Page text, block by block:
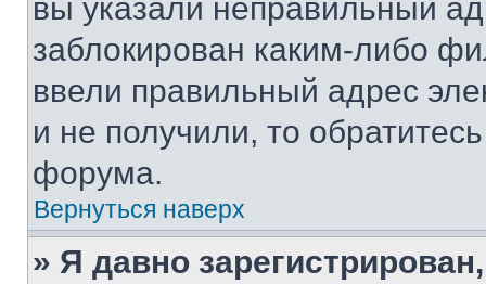
вы указали неправильный
заблокирован каким-либо
ввели правильный адрес
и не получили, то
форума.
Вернуться наверх
» Я давно